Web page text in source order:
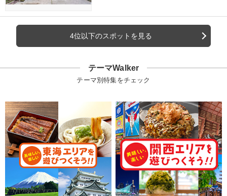
4位以下のスポットを見る
テーマWalker
テーマ別特集をチェック